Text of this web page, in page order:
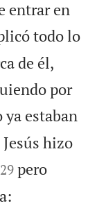
entrar en
todo lo
de él,
por
ya estaban
hizo


29 pero